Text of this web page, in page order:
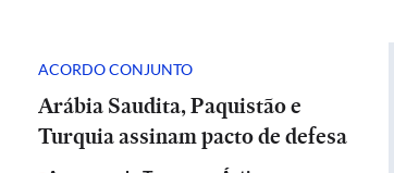
ACORDO CONJUNTO
Arábia Saudita, Paquistão e
Turquia assinam pacto de defesa